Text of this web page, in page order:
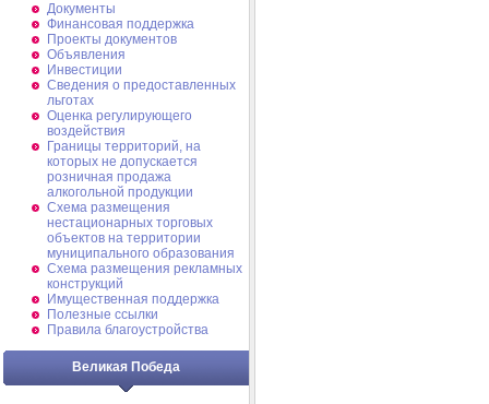
Документы
Финансовая поддержка
Проекты документов
Объявления
Инвестиции
Сведения о предоставленных
льготах
Оценка регулирующего
воздействия
Границы территорий, на
которых не допускается
розничная продажа
алкогольной продукции
Схема размещения
нестационарных торговых
объектов на территории
муниципального образования
Схема размещения рекламных
конструкций
Имущественная поддержка
Полезные ссылки
Правила благоустройства
Великая Победа